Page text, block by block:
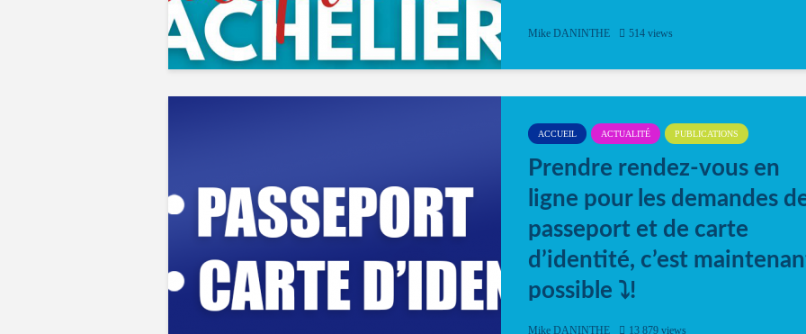
Mike DANINTHE 514 views
ACCUEIL ACTUALITÉ PUBLICATIONS
Prendre rendez-vous en
ligne pour les demandes
passeport et de carte
d’identité, c’est
possible ⤵️!
Désormais, il est possible de prendre rendez-
Mike DANINTHE 13 879 views